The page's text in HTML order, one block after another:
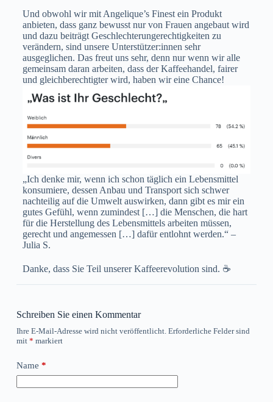
Und obwohl wir mit Angelique’s Finest ein Produkt
anbieten, dass ganz bewusst nur von Frauen angebaut wird
und dazu beiträgt Geschlechterungerechtigkeiten zu
verändern, sind unsere Unterstützer:innen sehr
ausgeglichen. Das freut uns sehr, denn nur wenn wir alle
gemeinsam daran arbeiten, dass der Kaffeehandel, fairer
und gleichberechtigter wird, haben wir eine Chance!
„Ich denke mir, wenn ich schon täglich ein Lebensmittel
konsumiere, dessen Anbau und Transport sich schwer
nachteilig auf die Umwelt auswirken, dann gibt es mir ein
gutes Gefühl, wenn zumindest […] die Menschen, die hart
für die Herstellung des Lebensmittels arbeiten müssen,
gerecht und angemessen […] dafür entlohnt werden.“ –
Julia S.
Danke, dass Sie Teil unserer Kaffeerevolution sind. ☕
Schreiben Sie einen Kommentar
Ihre E-Mail-Adresse wird nicht veröffentlicht. Erforderliche Felder sind
mit * markiert
Name *